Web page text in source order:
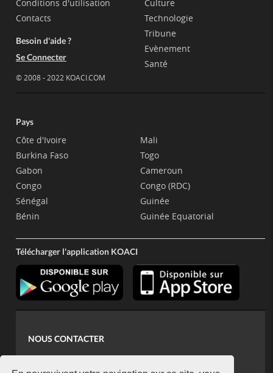
Conditions d'utilisation
Contacts
Besoin d'aide ?
Se Connecter
© 2008 - 2022 KOACI.COM
Culture
Technologie
Tribune
Evènement
Santé
Pays
Côte d'Ivoire
Burkina Faso
Gabon
Congo
Sénégal
Bénin
Mali
Togo
Cameroun
Congo (RDC)
Guinée
Guinée Equatorial
Télécharger l'application KOACI
NOUS CONTACTER